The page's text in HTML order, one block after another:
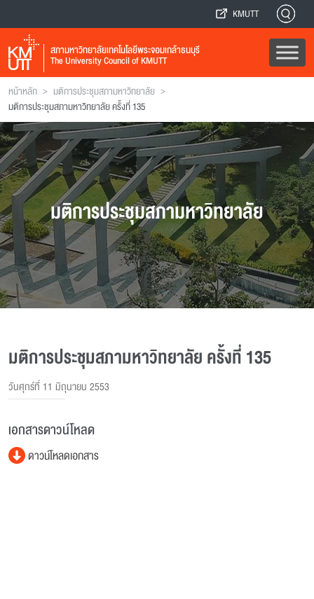
KMUTT
สภามหาวิทยาลัยเทคโนโลยีพระจอมเกล้าธนบุรี
The University Council of KMUTT
หน้าหลัก > มติการประชุมสภามหาวิทยาลัย >
มติการประชุมสภามหาวิทยาลัย ครั้งที่ 135
มติการประชุมสภามหาวิทยาลัย
มติการประชุมสภามหาวิทยาลัย ครั้งที่ 135
วันศุกร์ที่ 11 มิถุนายน 2553
เอกสารดาวน์โหลด
ดาวน์โหลดเอกสาร